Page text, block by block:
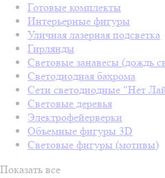
Готовые комплекты
Интерьерные фигуры
Уличная лазерная подсветка
Гирлянды
Световые занавесы (дождь
Светодиодная бахрома
Сети светодиодные "Нет
Световые деревья
Электрофейерверки
Объемные фигуры 3D
Световые фигуры (мотивы)
Показать все